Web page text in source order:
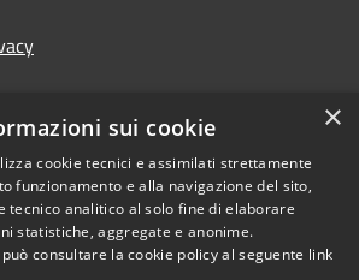
accessibilità
Copyright © 2026 • Comune di
Portogruaro • Powered by
×
sui cookie
cookie tecnici e assimilati strettamente
funzionamento e alla navigazione del sito,
tecnico analitico al solo fine di elaborare
statistiche, aggregate e anonime.
consultare la cookie policy al seguente link